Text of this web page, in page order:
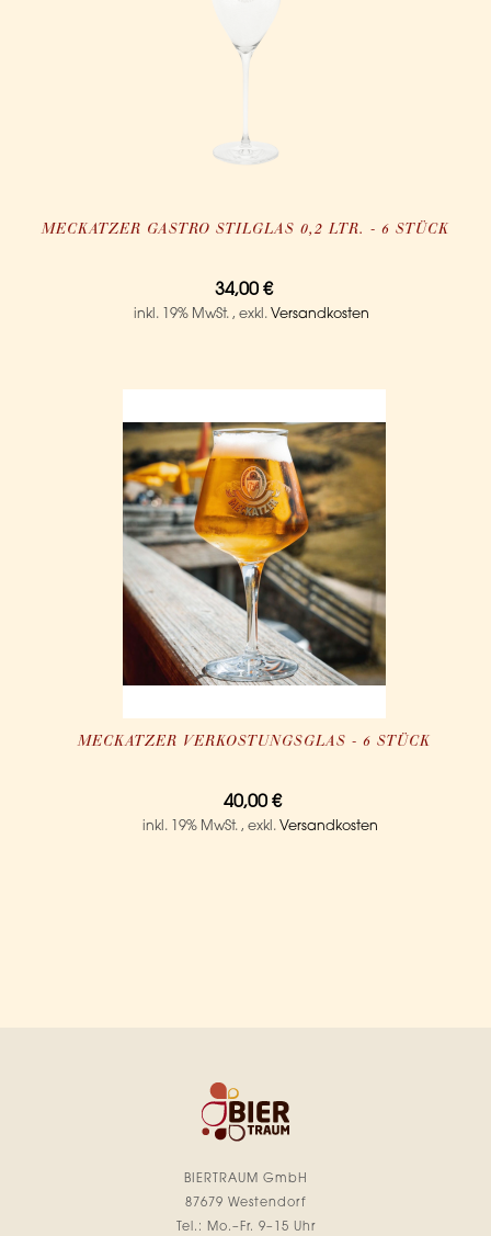
MECKATZER GASTRO STILGLAS 0,2 LTR. - 6 STÜCK
34,00 €
inkl. 19% MwSt. , exkl. Versandkosten
MECKATZER VERKOSTUNGSGLAS - 6 STÜCK
40,00 €
inkl. 19% MwSt. , exkl. Versandkosten
BIERTRAUM GmbH
87679 Westendorf
Tel.: Mo.–Fr. 9–15 Uhr